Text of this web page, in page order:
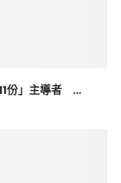
份」主導者 ...